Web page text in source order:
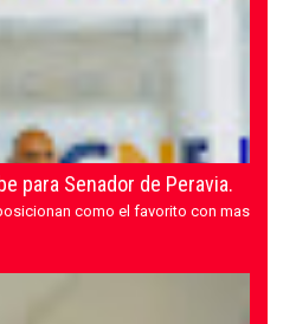
para Senador de Peravia.
como el favorito con mas